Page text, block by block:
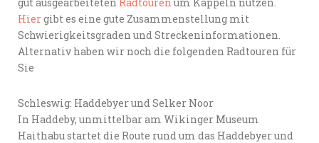
Hiergibt es eine gute Zusammenstellung mit
Schwierigkeitsgraden und Streckeninformationen.
Alternativ haben wir noch die folgenden Radtouren für
Sie
Schleswig: Haddebyer und Selker Noor
In Haddeby, unmittelbar am Wikinger Museum
Haithabu startet die Route rund um das Haddebyer und